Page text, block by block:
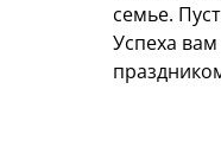
семье.
Успеха